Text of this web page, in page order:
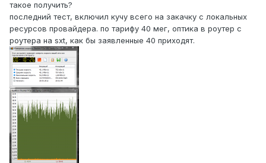
такое получить?
последний тест, включил кучу всего на закачку с локальных
ресурсов провайдера. по тарифу 40 мег, оптика в роутер с
роутера на sxt, как бы заявленные 40 приходят.